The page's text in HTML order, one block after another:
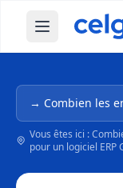
Ouvrir le
Navigation dans
Vous êtes ici :
pour un logiciel ERP